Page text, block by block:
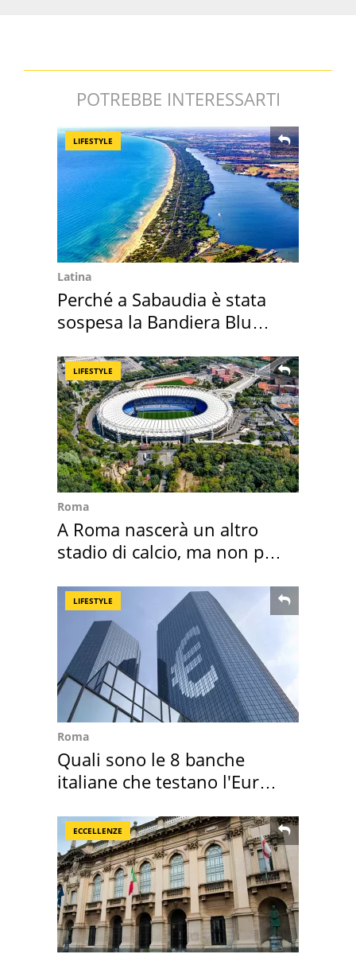
POTREBBE INTERESSARTI
LIFESTYLE
Latina
Perché a Sabaudia è stata
sospesa la Bandiera Blu
LIFESTYLE
Roma
A Roma nascerà un altro
stadio di calcio, ma non per
LIFESTYLE
Roma
Quali sono le 8 banche
italiane che testano l'Euro
ECCELLENZE